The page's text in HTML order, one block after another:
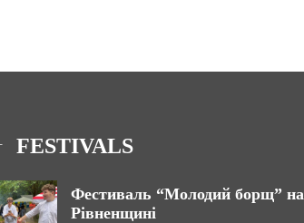
FESTIVALS
Фестиваль “Молодий борщ” на
Рівненщині